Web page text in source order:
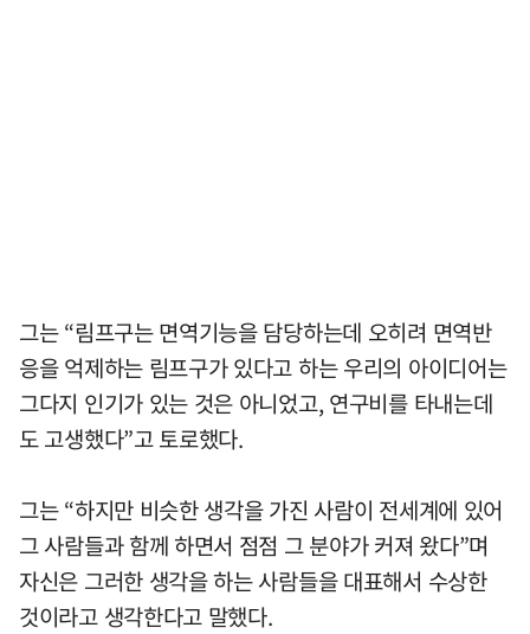
그는 “림프구는 면역기능을 담당하는데 오히려 면역반
응을 억제하는 림프구가 있다고 하는 우리의 아이디어는
그다지 인기가 있는 것은 아니었고, 연구비를 타내는데
도 고생했다”고 토로했다.
그는 “하지만 비슷한 생각을 가진 사람이 전세계에 있어
그 사람들과 함께 하면서 점점 그 분야가 커져 왔다”며
자신은 그러한 생각을 하는 사람들을 대표해서 수상한
것이라고 생각한다고 말했다.